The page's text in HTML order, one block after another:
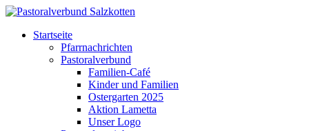
Startseite
Pfarrnachrichten
Pastoralverbund
Familien-Café
Kinder und Familien
Ostergarten 2025
Aktion Lametta
Unser Logo